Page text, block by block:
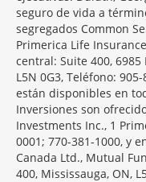
seguro de vida a
segregados Common
Primerica Life
central: Suite 400, 6985
L5N 0G3, Teléfono:
están disponibles en
Inversiones son
Investments Inc., 1
0001; 770-381-1000, y
Canada Ltd., Mutual
400, Mississauga, ON,